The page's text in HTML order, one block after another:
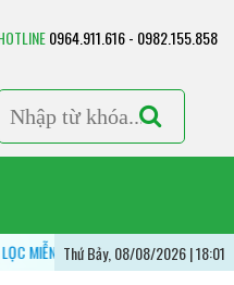
0964.911.616 - 0982.155.858
Thứ Bảy, 08/08/2026 | 18:01
PHÍ CÁC BỆNH LÝ HÔ HẤP - VÌ